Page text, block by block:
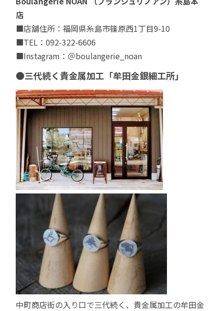
店
■店舗住所：福岡県糸島市篠原西1丁目9-10
■TEL：092-322-6606
■Instagram： ＠boulangerie_noan
●三代続く貴金属加工「牟田金銀細工所」
中町商店街の入り口で三代続く、貴金属加工の牟田金